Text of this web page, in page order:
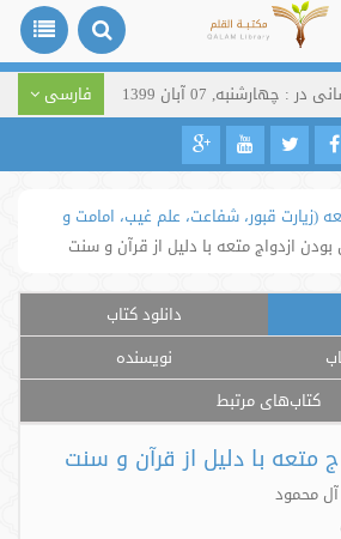
در : چهارشنبه, 07 آبان 1399 فارسی
(زیارت قبور، شفاعت، علم غیب، امامت و
بودن ازدواج متعه با دلیل از قرآن و سنت
دانلود کتاب
نویسنده
کتاب‌های مرتبط
متعه با دلیل از قرآن و سنت
آل محمود